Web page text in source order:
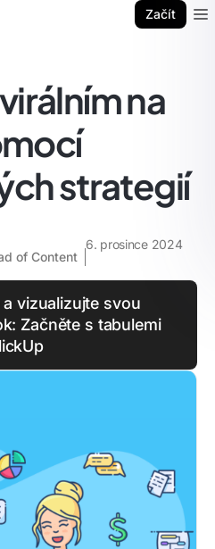
Začít
na
strategií
of Content
6. prosince 2024
vizualizujte svou
Začněte s tabulemi